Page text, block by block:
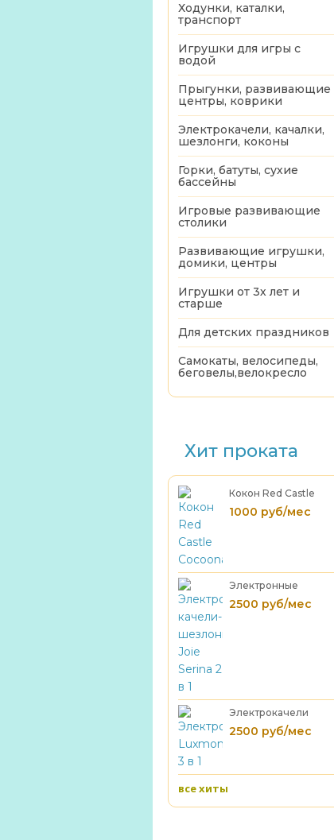
Ходунки, каталки,
транспорт
Игрушки для игры с
водой
Прыгунки, развивающие
центры, коврики
Электрокачели, качалки,
шезлонги, коконы
Горки, батуты, сухие
бассейны
Игровые развивающие
столики
Развивающие игрушки,
домики, центры
Игрушки от 3х лет и
старше
Для детских праздников
Самокаты, велосипеды,
беговелы,велокресло
Хит проката
Кокон Red Castle
Cocoonababy
1000 руб/мес
Электронные
качели-шезлонг
2500 руб/мес
Электрокачели
Luxmom 3 в 1
2500 руб/мес
все хиты